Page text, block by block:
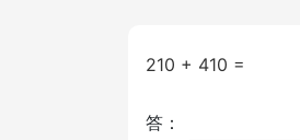
210 + 410 =
答：